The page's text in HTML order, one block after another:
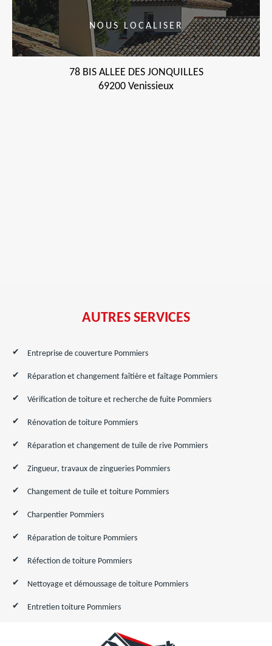
NOUS LOCALISER
78 BIS ALLEE DES JONQUILLES
69200 Venissieux
AUTRES SERVICES
Entreprise de couverture Pommiers
Réparation et changement faîtière et faîtage Pommiers
Vérification de toiture et recherche de fuite Pommiers
Rénovation de toiture Pommiers
Réparation et changement de tuile de rive Pommiers
Zingueur, travaux de zingueries Pommiers
Changement de tuile et toiture Pommiers
Charpentier Pommiers
Réparation de toiture Pommiers
Réfection de toiture Pommiers
Nettoyage et démoussage de toiture Pommiers
Entretien toiture Pommiers